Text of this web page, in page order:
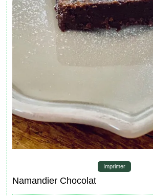
Imprimer
Namandier Chocolat